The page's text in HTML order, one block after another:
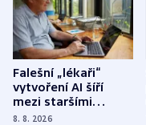
Falešní „lékaři“
vytvoření AI šíří
mezi staršími
Poláky nebezpečné
8. 8. 2026